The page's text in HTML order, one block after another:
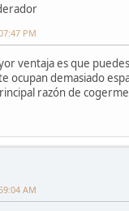
PM
ventaja es que
ocupan demasiado
razón de
AM